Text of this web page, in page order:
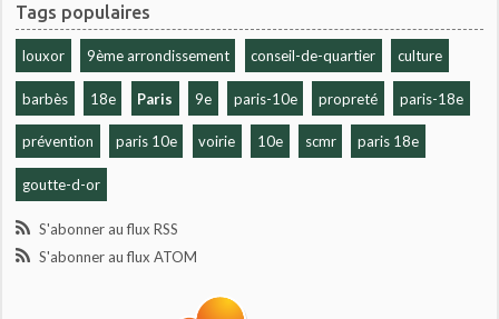
Tags populaires
louxor 9ème arrondissement conseil-de-quartier culture
barbès 18e Paris 9e paris-10e propreté paris-18e
prévention paris 10e voirie 10e scmr paris 18e
goutte-d-or
S'abonner au flux RSS
S'abonner au flux ATOM